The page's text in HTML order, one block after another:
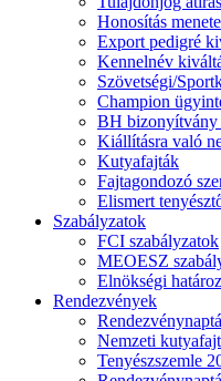
Honosítás menete
Export pedigré
Kennelnév
Szövetségi/
Champion
BH bizonyítvány
Kiállításra való
Kutyafajták
Fajtagondozó
Elismert
Szabályzatok
FCI szabályzatok
MEOESZ
Elnökségi
Rendezvények
Nemzeti
Tenyészszemle